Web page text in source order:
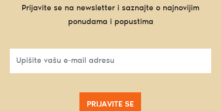
Prijavite se na newsletter i saznajte o najnovijim
ponudama i popustima
PRIJAVITE SE